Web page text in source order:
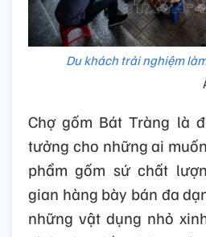
Du khách trải nghiệm
Chợ gốm Bát Tràng là
tưởng cho những ai
phẩm gốm sứ chất
gian hàng bày bán đa
những vật dụng nhỏ